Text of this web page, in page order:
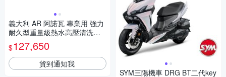
義大利 AR 阿諾瓦 專業用 強力
耐久型重量級熱水高壓清洗機 /
台 8880
$127,650
貨到通知我
SYM三陽機車 DRG BT二代key